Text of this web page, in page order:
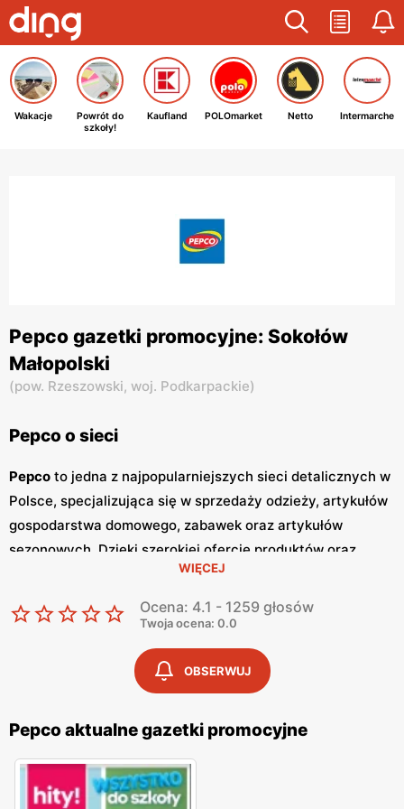
Wakacje
Powrót do
szkoły!
Kaufland POLOmarket Netto Intermarche
Pepco gazetki promocyjne: Sokołów
Małopolski
(pow. Rzeszowski, woj. Podkarpackie)
Pepco o sieci
Pepco to jedna z najpopularniejszych sieci detalicznych w
Polsce, specjalizująca się w sprzedaży odzieży, artykułów
gospodarstwa domowego, zabawek oraz artykułów
sezonowych. Dzięki szerokiej ofercie produktów oraz
Pepcozdobyło zaufanie milionów
klientów w kraju. Główną zaletą tej sieci jest dbałość o
zapewnienieniskich cen, co sprawia, że zakupy w
są dostępne dla szerokiej grupy odbiorców. Jednym z
kluczowych elementów strategii marketingowej
regularnie wydawanegazetki promocyjne
publikowane co dwa tygodnie, a każda z nich zawiera
bogaty wybór produktów w obniżonych cenach. Dzięki
temu klienci mogą być na bieżąco z najnowszymi
promocjami
i okazjami, co pozwala im na planowanie
WIĘCEJ
Ocena: 4.1 - 1259 głosów
Twoja ocena: 0.0
OBSERWUJ
Pepco aktualne gazetki promocyjne